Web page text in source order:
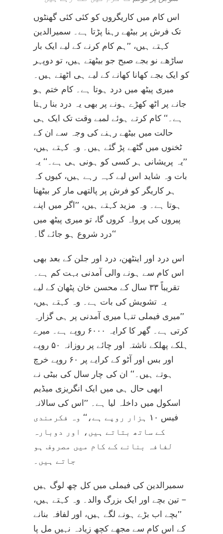
اس کام میں کاریگروں کو کئی کئی گھنٹوں
تک فرش پر بیٹھے رہنا پڑتا ہے۔ سمیرالدین
کہتے ہیں، ’’ہم کام کرنے کے لیے ایک بار
ساڑھے نو بجے صبح جو بیٹھتے ہیں، تو دوپہر
کو ایک بجے کھانا کھانے کے لیے ہی اٹھتے ہیں۔
میری پیٹھ میں درد ہوتا ہے۔ کام ختم ہو
جانے پر اٹھ کھڑے ہونے پر بھی یہ درد بنا رہتا
ہے۔‘‘ کام کرتے ہوئے لمبے وقت تک ایک ہی
حالت میں بیٹھے رہنے کی وجہ سے ان کے
ٹخنوں میں گٹھے پڑ گئے ہیں۔ وہ کہتے ہیں،
’’یہ پریشانی ہر کسی کو ہونی ہی ہے۔‘‘ یہ
بات وہ شاید اس لیے کہہ رہے ہیں، کیوں کہ
ہر کاریگر کو فرش پر پالتھی مار کر بیٹھنا
ہوتا ہے۔ وہ مزید کہتے ہیں، ’’اگر میں اپنے
پیروں کی پرواہ کروں گا، تو میری پیٹھ میں
درد شروع ہو جائے گا۔‘‘
اس درد اور اینٹھن، درد اور جلن کے بعد بھی
اس کام سے ہونے والی آمدنی بہت کم ہے۔
تقریباً ۳۳ سال کے محسن خان پٹھان کے لیے
یہ تشویش کی بات ہے۔ وہ کہتے ہیں،
’’میری فیملی تنہا میری آمدنی پر ہی گزارہ
کرتی ہے۔ گھر کا کرایہ ۶۰۰۰ روپے ہے۔ میرے
ہلکے پھلکے ناشتہ اور چائے پر روزانہ ۵۰ روپے
اور بس اور آٹو کے کرایے پر ۶۰ روپے خرچ
ہوتے ہیں۔‘‘ ان کی چار سال کی بیٹی نے
ابھی حال ہی میں ایک انگریزی میڈیم
اسکول میں داخلہ لیا ہے۔ ’’اس کی سالانہ
فیس ۱۰ ہزار روپے ہے،‘‘ وہ فکرمندی
کے ساتھ بتاتے ہیں، اور دوبارہ
لفافہ بنانے کے کام میں مصروف ہو
جاتے ہیں۔
سمیرالدین کی فیملی میں کل چھ لوگ ہیں
– تین بچے اور ایک بزرگ والد۔ وہ کہتے ہیں،
’’بچے اب بڑے ہونے لگے ہیں، اور لفافہ بنانے
کے اس کام سے مجھے کچھ زیادہ نہیں مل پا